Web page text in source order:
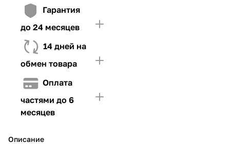
Гарантия
до 24 месяцев
14 дней на
обмен товара
Оплата
частями до 6
месяцев
Описание